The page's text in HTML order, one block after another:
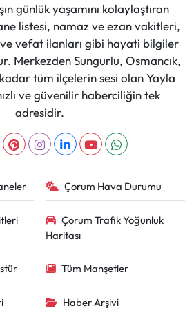
günlük yaşamını kolaylaştıran
listesi, namaz ve ezan vakitleri,
vefat ilanları gibi hayati bilgiler
Merkezden Sungurlu, Osmancık,
tüm ilçelerin sesi olan Yayla
ve güvenilir haberciliğin tek
adresidir.
Çorum Hava Durumu
Çorum Trafik Yoğunluk
Haritası
Tüm Manşetler
Haber Arşivi